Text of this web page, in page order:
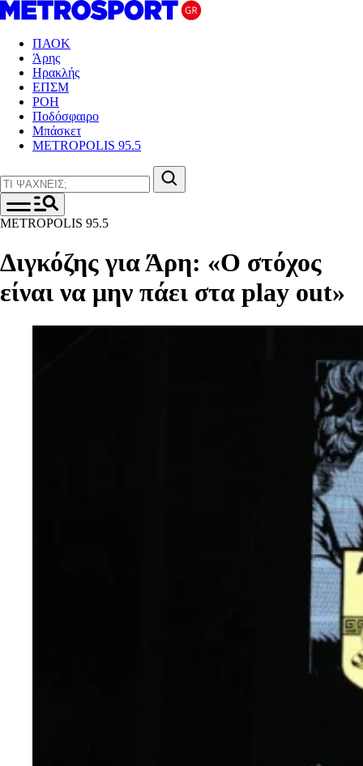
ΠΑΟΚ
Άρης
Ηρακλής
ΕΠΣΜ
ΡΟΗ
Ποδόσφαιρο
Μπάσκετ
METROPOLIS 95.5
METROPOLIS 95.5
Διγκόζης για Άρη: «Ο στόχος
είναι να μην πάει στα play out»